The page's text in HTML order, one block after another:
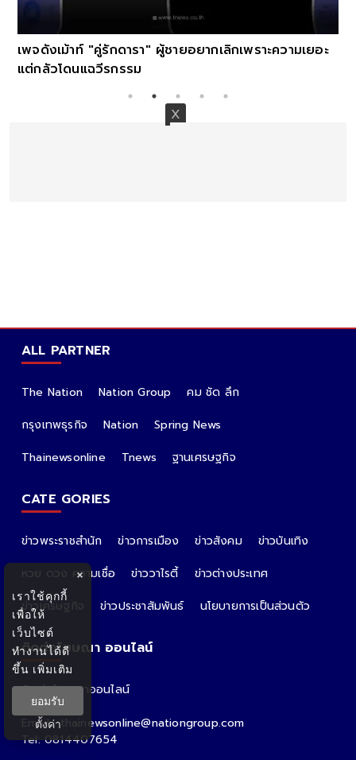
เพจดังเม้าท์ "คู่รักดารา" ผู้ชายอยากเลิกเพราะความเยอะ
แต่กลัวโดนแฉวีรกรรม
ALL PARTNER
The Nation Nation Group
คม ชัด ลึก
กรุงเทพธุรกิจ
Nation
Spring News
Thainewsonline
Tnews ฐานเศรษฐกิจ
CATE GORIES
ข่าวพระราชสำนัก ข่าวการเมือง ข่าวสังคม
ข่าวบันเทิง
หวย ดวง ความเชื่อ
ข่าววาไรตี้
ข่าวต่างประเทศ
ข่าวเศรษฐกิจ
ข่าวประชาสัมพันธ์ นโยบายการเป็นส่วนตัว
ติดต่อโฆษณา ออนไลน์
ติดต่อโฆษณาออนไลน์
คุณอ้อ
Email : thainewsonline@nationgroup.com
Tel: 0814407654
×
เราใช้คุกกี้
เพื่อให้
เว็บไซต์
ทำงานได้ดี
ขึ้น เพิ่มเติม
ยอมรับ
ตั้งค่า